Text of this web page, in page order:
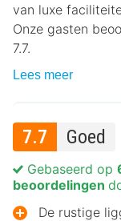
van luxe
Onze gasten
7.7.
Lees meer
7.7 Goed
Gebaseerd op
beoordelingen
De rustige